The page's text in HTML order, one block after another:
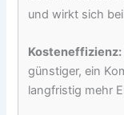
und wirkt sich
Kosteneffizienz:
günstiger, ein
langfristig mehr